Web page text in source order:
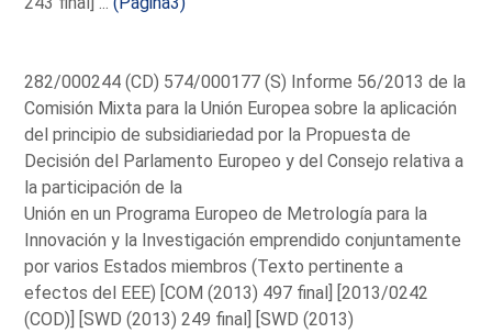
282/000244 (CD) 574/000177 (S) Informe 56/2013 de la
Comisión Mixta para la Unión Europea sobre la aplicación
del principio de subsidiariedad por la Propuesta de
Decisión del Parlamento Europeo y del Consejo relativa a
la participación de la
Unión en un Programa Europeo de Metrología para la
Innovación y la Investigación emprendido conjuntamente
por varios Estados miembros (Texto pertinente a
efectos del EEE) [COM (2013) 497 final] [2013/0242
(COD)] [SWD (2013) 249 final] [SWD (2013)